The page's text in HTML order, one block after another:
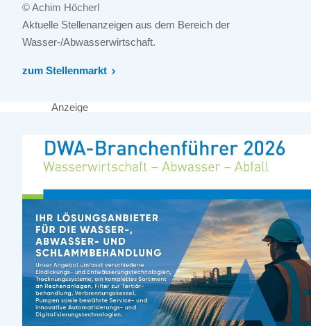
© Achim Höcherl
Aktuelle Stellenanzeigen aus dem Bereich der
Wasser-/Abwasserwirtschaft.
zum Stellenmarkt
Anzeige